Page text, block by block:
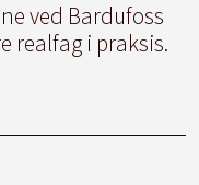
ved Bardufoss
realfag i praksis.